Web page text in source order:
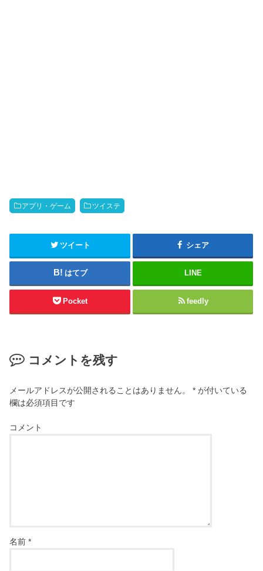
アプリ・ゲーム ツイステ
ツイート シェア
はてブ LINE
Pocket feedly
コメントを残す
メールアドレスが公開されることはありません。 * が付いている
欄は必須項目です
コメント
名前*